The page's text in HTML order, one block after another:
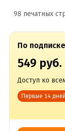
98 печатных
По подписке
549 руб.
Доступ ко
Первые 14 дней